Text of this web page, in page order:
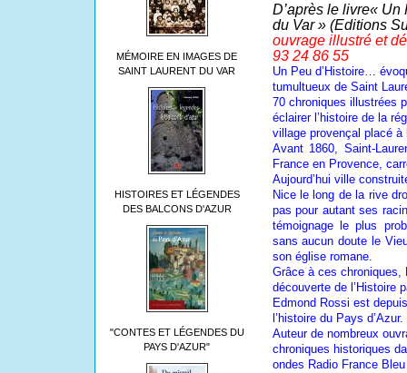
MÉMOIRE EN IMAGES DE
SAINT LAURENT DU VAR
HISTOIRES ET LÉGENDES
DES BALCONS D'AZUR
"CONTES ET LÉGENDES DU
PAYS D'AZUR"
D’après le livre« Un
du Var » (Editions
ouvrage illustré et
93 24 86 55
Un Peu d’Histoire…
tumultueux de Saint
70 chroniques illustrées
éclairer l’histoire de la
village provençal placé à
Avant 1860, Saint-
France en Provence,
Aujourd’hui ville
Nice le long de la rive
pas pour autant ses
témoignage le plus
sans aucun doute le
son église romane.
Grâce à ces chroniques,
découverte de l’Histoire
Edmond Rossi est
l’histoire du Pays d’Azur.
Auteur de nombreux
chroniques historiques
ondes Radio France Bleu